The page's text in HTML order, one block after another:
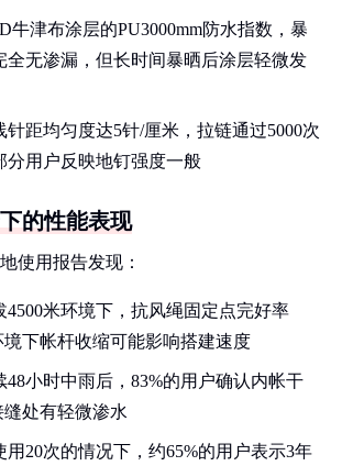
牛津布涂层的PU3000mm防水指数，暴
全无渗漏，但长时间暴晒后涂层轻微发
针距均匀度达5针/厘米，拉链通过5000次
分用户反映地钉强度一般
的性能表现
使用报告发现：
4500米环境下，抗风绳固定点完好率
境下帐杆收缩可能影响搭建速度
48小时中雨后，83%的用户确认内帐干
处有轻微渗水
用20次的情况下，约65%的用户表示3年